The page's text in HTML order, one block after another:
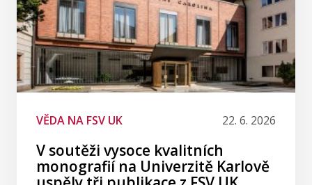
VĚDA NA FSV UK 22. 6. 2026
V soutěži vysoce kvalitních
monografií na Univerzitě Karlově